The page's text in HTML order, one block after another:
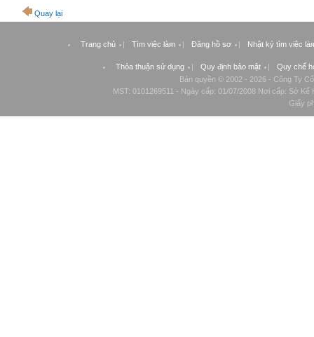
Quay lại
Trang chủ | Tìm việc làm | Đăng hồ sơ | Nhật ký tìm việc
Thỏa thuận sử dụng | Quy định bảo mật |
Quy chế
Bản quyền © 2002 - 2026 - Công Ty
MST: 0101269511 - Ngày cấp: 01/07/2008 Nơi cấp: Sở
Giấy